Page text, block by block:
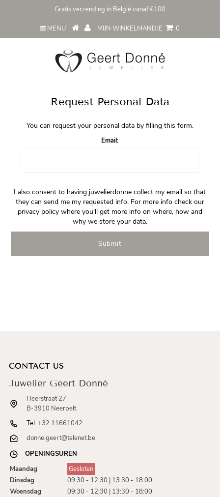
Gratis verzending in België vanaf €100
MENU MIJN WINKELMANDJE 0
Request Personal Data
You can request your personal data by filling this form.
Email:
I also consent to having juwelierdonne collect my email so that
they can send me my requested info. For more info check our
privacy policy where you'll get more info on where, how and
why we store your data.
Submit
CONTACT US
Juwelier Geert Donné
Heerstraat 27
B-3910 Neerpelt
Tel:+32 11661042
donne.geert@telenet.be
OPENINGSUREN
Maandag
Gesloten
Dinsdag
09:30 - 12:30 | 13:30 - 18:00
Woensdag
09:30 - 12:30 | 13:30 - 18:00